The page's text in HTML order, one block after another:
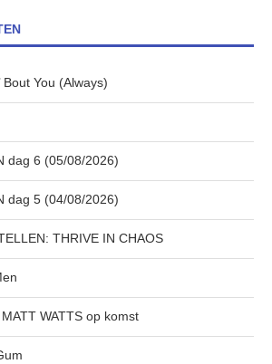
Bout You (Always)
dag 6 (05/08/2026)
dag 5 (04/08/2026)
THRIVE IN CHAOS
WATTS op komst